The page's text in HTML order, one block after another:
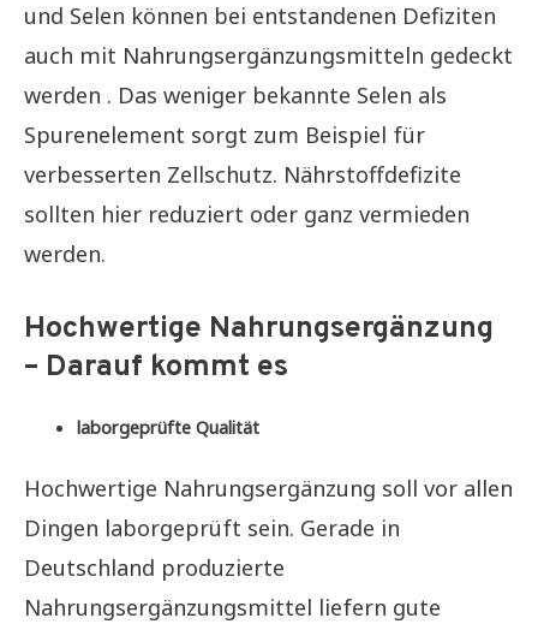
und Selen können bei entstandenen Defiziten
auch mit Nahrungsergänzungsmitteln gedeckt
werden . Das weniger bekannte Selen als
Spurenelement sorgt zum Beispiel für
verbesserten Zellschutz. Nährstoffdefizite
sollten hier reduziert oder ganz vermieden
werden.
Hochwertige Nahrungsergänzung
– Darauf kommt es
laborgeprüfte Qualität
Hochwertige Nahrungsergänzung soll vor allen
Dingen laborgeprüft sein. Gerade in
Deutschland produzierte
Nahrungsergänzungsmittel liefern gute